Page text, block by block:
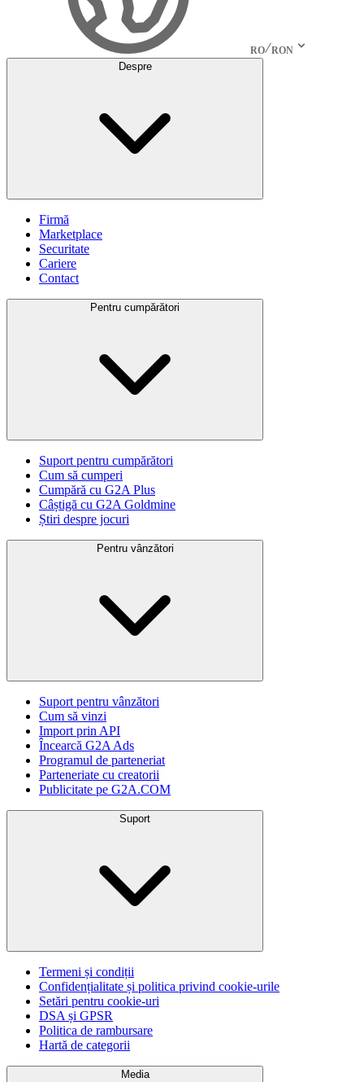
RO RON
Despre
Firmă
Marketplace
Securitate
Cariere
Contact
Pentru cumpărători
Suport pentru cumpărători
Cum să cumperi
Cumpără cu G2A Plus
Câștigă cu G2A Goldmine
Știri despre jocuri
Pentru vânzători
Suport pentru vânzători
Cum să vinzi
Import prin API
Încearcă G2A Ads
Programul de parteneriat
Parteneriate cu creatorii
Publicitate pe G2A.COM
Suport
Termeni și condiții
Confidențialitate și politica privind cookie-urile
Setări pentru cookie-uri
DSA și GPSR
Politica de rambursare
Hartă de categorii
Media